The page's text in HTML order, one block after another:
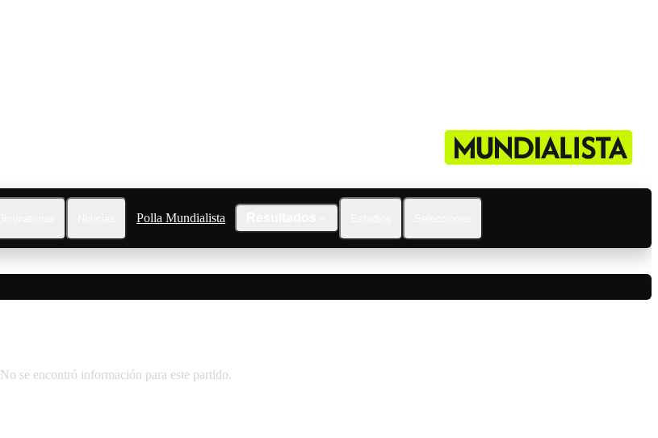
Polla Mundialista
No se encontró información para este partido.